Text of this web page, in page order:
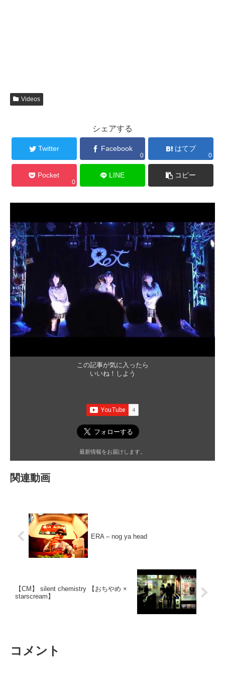
Videos
シェアする
Twitter Facebook
0
はてブ
0
Pocket
0
LINE コピー
この記事が気に入ったら
いいね！しよう
最新情報をお届けします。
関連動画
ERA – nog ya head
【CM】 silent chemistry 【おちやめ ×
starscream】
コメント